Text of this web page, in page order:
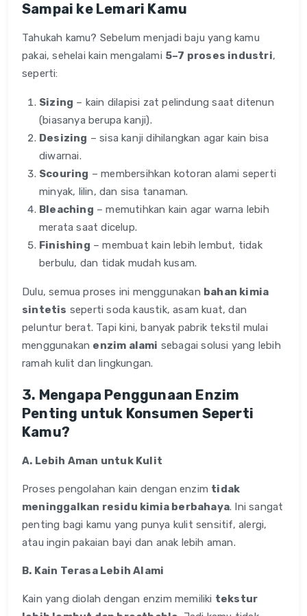
Sampai ke Lemari Kamu
Tahukah kamu? Sebelum menjadi baju yang kamu
pakai, sehelai kain mengalami 5–7 proses industri,
seperti:
Sizing – kain dilapisi zat pelindung saat ditenun
(biasanya berupa kanji).
Desizing – sisa kanji dihilangkan agar kain bisa
diwarnai.
Scouring – membersihkan kotoran alami seperti
minyak, lilin, dan sisa tanaman.
Bleaching – memutihkan kain agar warna lebih
merata saat dicelup.
Finishing – membuat kain lebih lembut, tidak
berbulu, dan tidak mudah kusam.
Dulu, semua proses ini menggunakan bahan kimia
sintetis seperti soda kaustik, asam kuat, dan
peluntur berat. Tapi kini, banyak pabrik tekstil mulai
menggunakan enzim alami sebagai solusi yang lebih
ramah kulit dan lingkungan.
3. Mengapa Penggunaan Enzim
Penting untuk Konsumen Seperti
Kamu?
A. Lebih Aman untuk Kulit
Proses pengolahan kain dengan enzim tidak
meninggalkan residu kimia berbahaya. Ini sangat
penting bagi kamu yang punya kulit sensitif, alergi,
atau ingin pakaian bayi dan anak lebih aman.
B. Kain Terasa Lebih Alami
Kain yang diolah dengan enzim memiliki tekstur